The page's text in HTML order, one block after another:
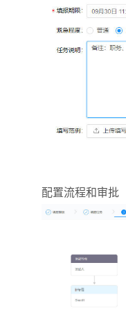
配置流程和审批